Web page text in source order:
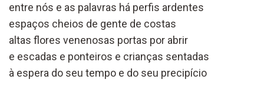
entre nós e as palavras há perfis ardentes
espaços cheios de gente de costas
altas flores venenosas portas por abrir
e escadas e ponteiros e crianças sentadas
à espera do seu tempo e do seu precipício